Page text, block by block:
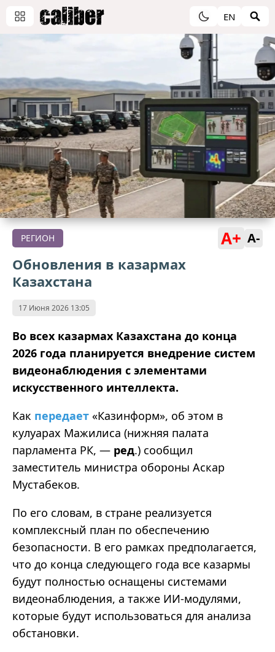
EN
РЕГИОН A+ A-
Обновления в казармах
Казахстана
17 Июня 2026 13:05
Во всех казармах Казахстана до конца
2026 года планируется внедрение систем
видеонаблюдения с элементами
искусственного интеллекта.
Как передает «Казинформ», об этом в
кулуарах Мажилиса (нижняя палата
парламента РК, — ред.) сообщил
заместитель министра обороны Аскар
Мустабеков.
По его словам, в стране реализуется
комплексный план по обеспечению
безопасности. В его рамках предполагается,
что до конца следующего года все казармы
будут полностью оснащены системами
видеонаблюдения, а также ИИ-модулями,
которые будут использоваться для анализа
обстановки.